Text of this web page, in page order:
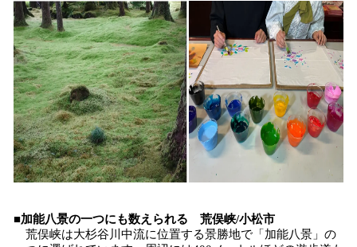
■加能八景の一つにも数えられる 荒俣峡/小松市
荒俣峡は大杉谷川中流に位置する景勝地で「加能八景」の